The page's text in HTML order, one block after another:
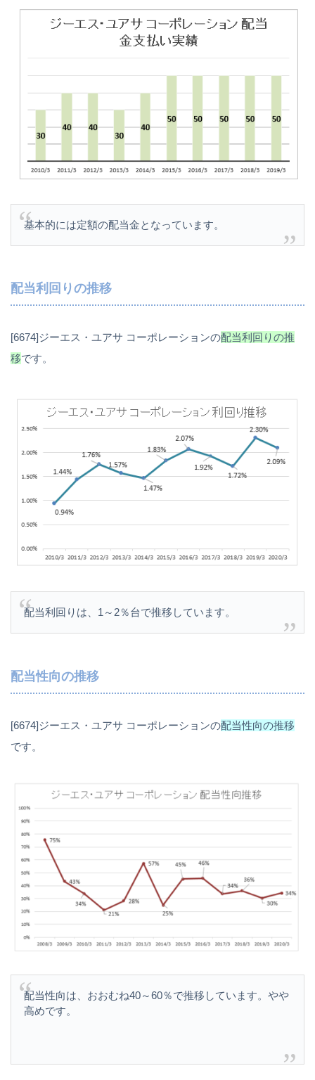
基本的には定額の配当金となっています。
配当利回りの推移
[6674]ジーエス・ユアサ コーポレーションの配当利回りの推
移です。
配当利回りは、1～2％台で推移しています。
配当性向の推移
[6674]ジーエス・ユアサ コーポレーションの配当性向の推移
です。
配当性向は、おおむね40～60％で推移しています。やや
高めです。